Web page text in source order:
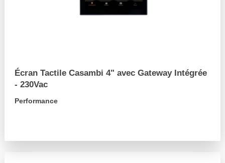
Écran Tactile Casambi 4" avec Gateway Intégrée
- 230Vac
Performance